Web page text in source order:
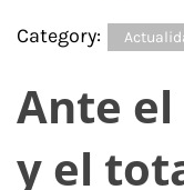
Category:
Ante
y el